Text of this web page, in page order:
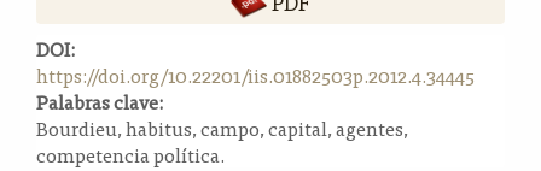
l
a
t
e
r
DOI:
https://doi.org/10.22201/iis.01882503p.2012.4.34445
Palabras clave:
Bourdieu, habitus, campo, capital, agentes,
competencia política.